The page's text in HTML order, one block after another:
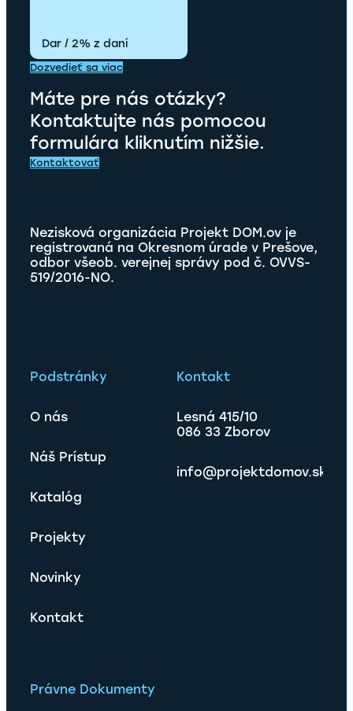
Dar / 2% z daní
Dozvedieť sa viac
Máte pre nás otázky?
Kontaktujte nás pomocou
formulára kliknutím nižšie.
Kontaktovať
Nezisková organizácia Projekt DOM.ov je
registrovaná na Okresnom úrade v Prešove,
odbor všeob. verejnej správy pod č. OVVS-
519/2016-NO.
Podstránky
O nás
Náš Prístup
Katalóg
Projekty
Novinky
Kontakt
Kontakt
Lesná 415/10
086 33 Zborov
info@projektdomov.sk
Právne Dokumenty